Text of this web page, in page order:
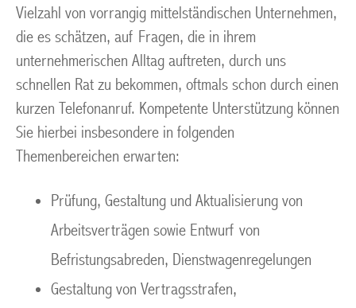
Vielzahl von vorrangig mittelständischen Unternehmen,
die es schätzen, auf Fragen, die in ihrem
unternehmerischen Alltag auftreten, durch uns
schnellen Rat zu bekommen, oftmals schon durch einen
kurzen Telefonanruf. Kompetente Unterstützung können
Sie hierbei insbesondere in folgenden
Themenbereichen erwarten:
Prüfung, Gestaltung und Aktualisierung von
Arbeitsverträgen sowie Entwurf von
Befristungsabreden, Dienstwagenregelungen
Gestaltung von Vertragsstrafen,